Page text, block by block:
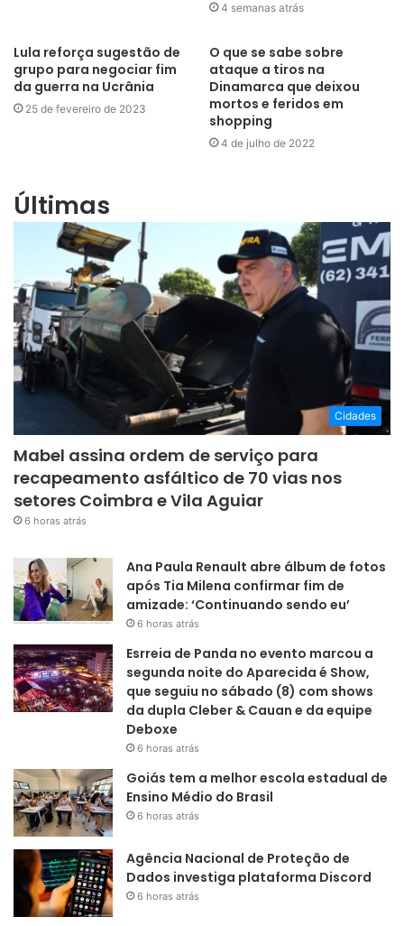
4 semanas atrás
Lula reforça sugestão de
grupo para negociar fim
da guerra na Ucrânia
25 de fevereiro de 2023
O que se sabe sobre
ataque a tiros na
Dinamarca que deixou
mortos e feridos em
shopping
4 de julho de 2022
Últimas
Cidades
Mabel assina ordem de serviço para
recapeamento asfáltico de 70 vias nos
setores Coimbra e Vila Aguiar
6 horas atrás
Ana Paula Renault abre álbum de fotos
após Tia Milena confirmar fim de
amizade: ‘Continuando sendo eu’
6 horas atrás
Esrreia de Panda no evento marcou a
segunda noite do Aparecida é Show,
que seguiu no sábado (8) com shows
da dupla Cleber & Cauan e da equipe
Deboxe
6 horas atrás
Goiás tem a melhor escola estadual de
Ensino Médio do Brasil
6 horas atrás
Agência Nacional de Proteção de
Dados investiga plataforma Discord
6 horas atrás